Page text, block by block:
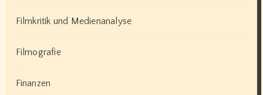
Filmkritik und Medienanalyse
Filmografie
Finanzen